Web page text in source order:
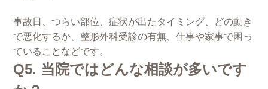
事故日、つらい部位、症状が出たタイミング、どの動き
で悪化するか、整形外科受診の有無、仕事や家事で困っ
ていることなどです。
Q5. 当院ではどんな相談が多いです